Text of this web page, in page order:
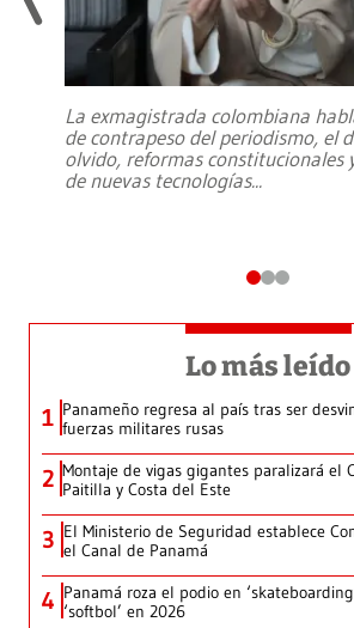
La exmagistrada colombiana
de contrapeso del periodismo, el
olvido, reformas constitucionales
de nuevas tecnologías...
Lo más leído
1 Panameño regresa al país tras ser
fuerzas militares rusas
2 Montaje de vigas gigantes paralizará el
Paitilla y Costa del Este
3 El Ministerio de Seguridad establece
el Canal de Panamá
4 Panamá roza el podio en
‘softbol’ en 2026